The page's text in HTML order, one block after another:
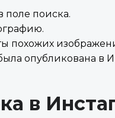
поле поиска.
похожих
опубликована в
в